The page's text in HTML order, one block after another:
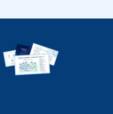
ウンロード